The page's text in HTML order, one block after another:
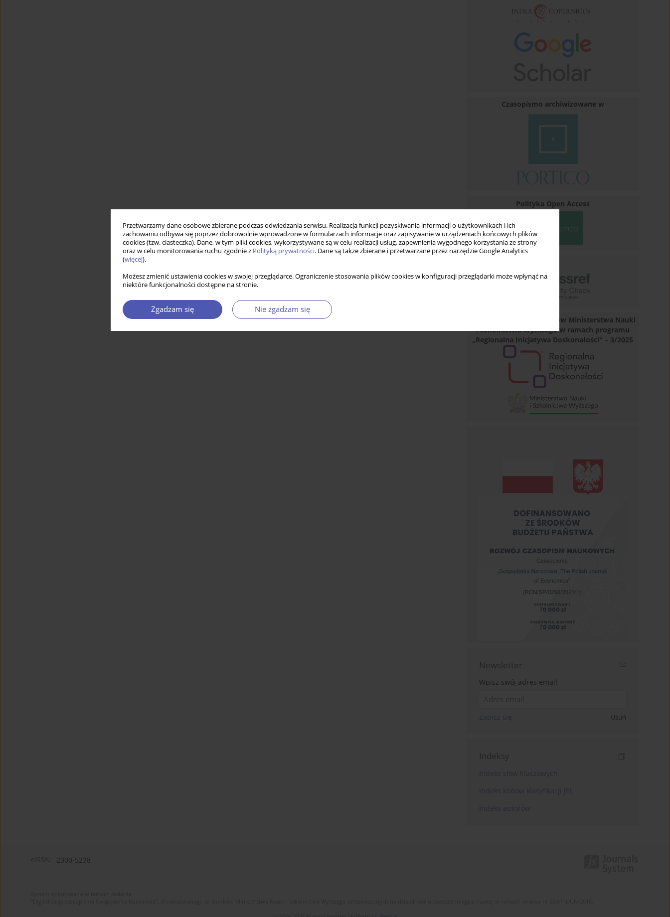
Przetwarzamy dane osobowe zbierane podczas odwiedzania serwisu. Realizacja funkcji pozyskiwania informacji o użytkownikach i ich
zachowaniu odbywa się poprzez dobrowolnie wprowadzone w formularzach informacje oraz zapisywanie w urządzeniach końcowych plików
cookies (tzw. ciasteczka). Dane, w tym pliki cookies, wykorzystywane są w celu realizacji usług, zapewnienia wygodnego korzystania ze strony
oraz w celu monitorowania ruchu zgodnie z Polityką prywatności. Dane są także zbierane i przetwarzane przez narzędzie Google Analytics
(więcej).
Możesz zmienić ustawienia cookies w swojej przeglądarce. Ograniczenie stosowania plików cookies w konfiguracji przeglądarki może wpłynąć na
niektóre funkcjonalności dostępne na stronie.
Zgadzam się Nie zgadzam się
Czasopismo archiwizowane w
Polityka Open Access
Dofinansowano ze środków Ministerstwa Nauki
i Szkolnictwa Wyższego w ramach programu
„Regionalna Inicjatywa Doskonałości" – 3/2025
Newsletter
Wpisz swój adres email
Usuń
Indeksy
2300-5238